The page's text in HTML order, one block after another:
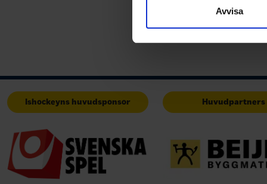
till de sociala medier och
Avvisa
Ishockeyns huvudsponsor Huvudpartners